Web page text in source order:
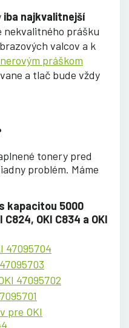
iba najkvalitnejší
nekvalitného prášku
valcov a k
práškom
a tlač bude vždy
tonery pred
problém. Máme
kapacitou 5000
OKI C834 a OKI
47095704
47095702
pre OKI